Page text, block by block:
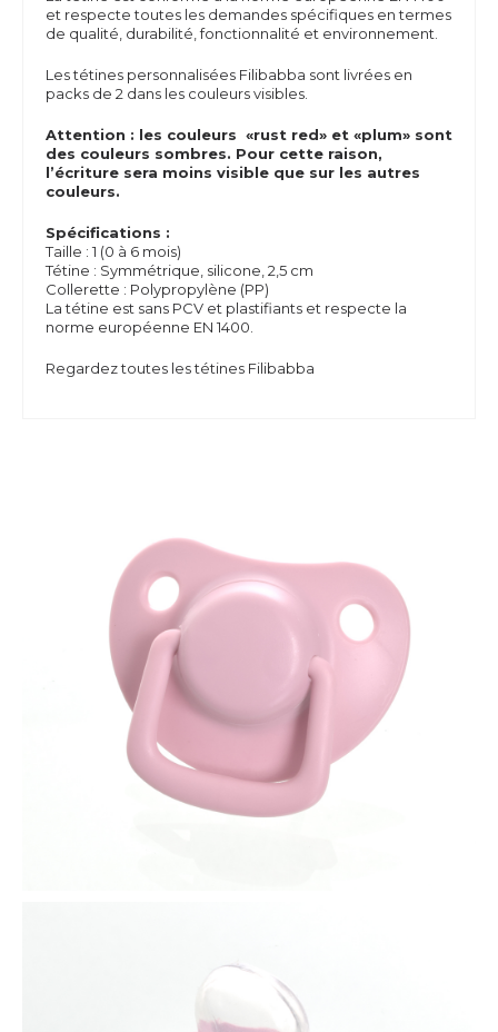
et respecte toutes les demandes spécifiques en termes
de qualité, durabilité, fonctionnalité et environnement.
Les tétines personnalisées Filibabba sont livrées en
packs de 2 dans les couleurs visibles.
Attention : les couleurs «rust red» et «plum» sont
des couleurs sombres. Pour cette raison,
l’écriture sera moins visible que sur les autres
couleurs.
Spécifications :
Taille : 1 (0 à 6 mois)
Tétine : Symmétrique, silicone, 2,5 cm
Collerette : Polypropylène (PP)
La tétine est sans PCV et plastifiants et respecte la
norme européenne EN 1400.
Regardez toutes les tétines Filibabba